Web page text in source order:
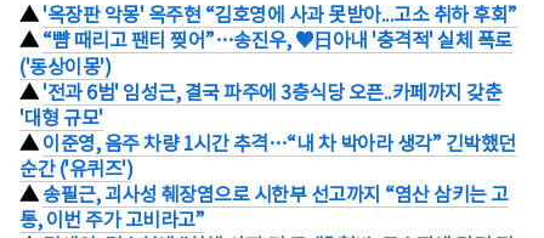
▲ '옥장판 악몽' 옥주현 “김호영에 사과 못받아...고소 취하 후회”
▲ “뺨 때리고 팬티 찢어”…송진우, ♥日아내 '충격적' 실체 폭로
('동상이몽')
▲ '전과 6범' 임성근, 결국 파주에 3층식당 오픈..카페까지 갖춘
'대형 규모'
▲ 이준영, 음주 차량 1시간 추격…“내 차 박아라 생각” 긴박했던
순간 ('유퀴즈')
▲ 송필근, 괴사성 췌장염으로 시한부 선고까지 “염산 삼키는 고
통, 이번 주가 고비라고”